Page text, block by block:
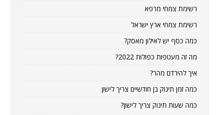
רשימת צמחי מרפא
רשימת צמחי ארץ ישראל
כמה כסף יש לאילון מאסק?
מה זה מעטפות כפולות 2022?
איך להירדם מהר?
כמה זמן תינוק בן חודשיים צריך לישון
כמה שעות תינוק צריך לישון?